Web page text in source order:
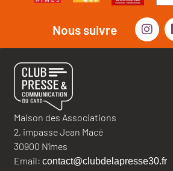
Nous suivre
Maison des Associations
2, impasse Jean Macé
30900 Nîmes
Email: contact@clubdelapresse30.fr